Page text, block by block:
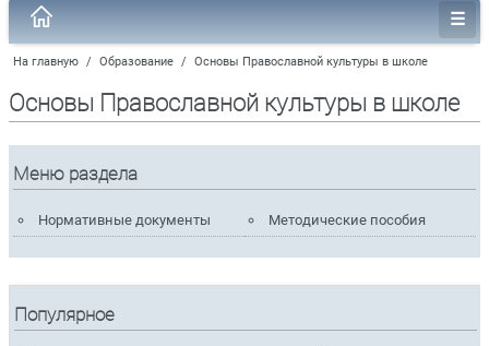
На главную / Образование / Основы Православной культуры в школе
Основы Православной культуры в школе
Меню раздела
Нормативные документы Методические пособия
Популярное